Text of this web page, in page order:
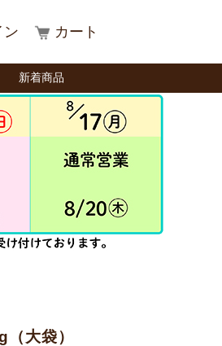
ン カート
新着商品
大袋）